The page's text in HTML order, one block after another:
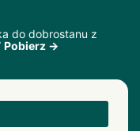
do dobrostanu z
Pobierz →